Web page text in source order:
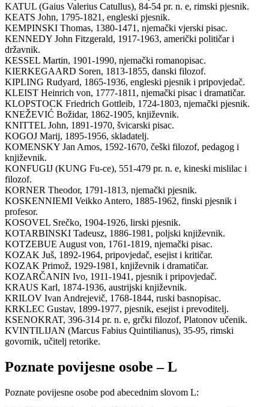
KATUL (Gaius Valerius Catullus), 84-54 pr. n. e, rimski pjesnik.
KEATS John, 1795-1821, engleski pjesnik.
KEMPINSKI Thomas, 1380-1471, njemački vjerski pisac.
KENNEDY John Fitzgerald, 1917-1963, američki političar i
državnik.
KESSEL Martin, 1901-1990, njemački romanopisac.
KIERKEGAARD Soren, 1813-1855, danski filozof.
KIPLING Rudyard, 1865-1936, engleski pjesnik i pripovjedač.
KLEIST Heinrich von, 1777-1811, njemački pisac i dramatičar.
KLOPSTOCK Friedrich Gottleib, 1724-1803, njemački pjesnik.
KNEŽEVIĆ Božidar, 1862-1905, književnik.
KNITTEL John, 1891-1970, švicarski pisac.
KOGOJ Marij, 1895-1956, skladatelj.
KOMENSKY Jan Amos, 1592-1670, češki filozof, pedagog i
književnik.
KONFUGIJ (KUNG Fu-ce), 551-479 pr. n. e, kineski mislilac i
filozof.
KORNER Theodor, 1791-1813, njemački pjesnik.
KOSKENNIEMI Veikko Antero, 1885-1962, finski pjesnik i
profesor.
KOSOVEL Srečko, 1904-1926, lirski pjesnik.
KOTARBINSKI Tadeusz, 1886-1981, poljski književnik.
KOTZEBUE August von, 1761-1819, njemački pisac.
KOZAK Juš, 1892-1964, pripovjedač, esejist i kritičar.
KOZAK Primož, 1929-1981, književnik i dramatičar.
KOZARČANIN Ivo, 1911-1941, pjesnik i pripovjedač.
KRAUS Karl, 1874-1936, austrijski književnik.
KRILOV Ivan Andrejevič, 1768-1844, ruski basnopisac.
KRKLEC Gustav, 1899-1977, pjesnik, esejist i prevoditelj.
KSENOKRAT, 396-314 pr. n. e, grčki filozof, Platonov učenik.
KVINTILIJAN (Marcus Fabius Quintilianus), 35-95, rimski
govornik, učitelj retorike.
Poznate povijesne osobe – L
Poznate povijesne osobe pod abecednim slovom L: